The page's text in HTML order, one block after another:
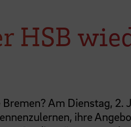
HSB
Am Dienstag, 2.
ihre